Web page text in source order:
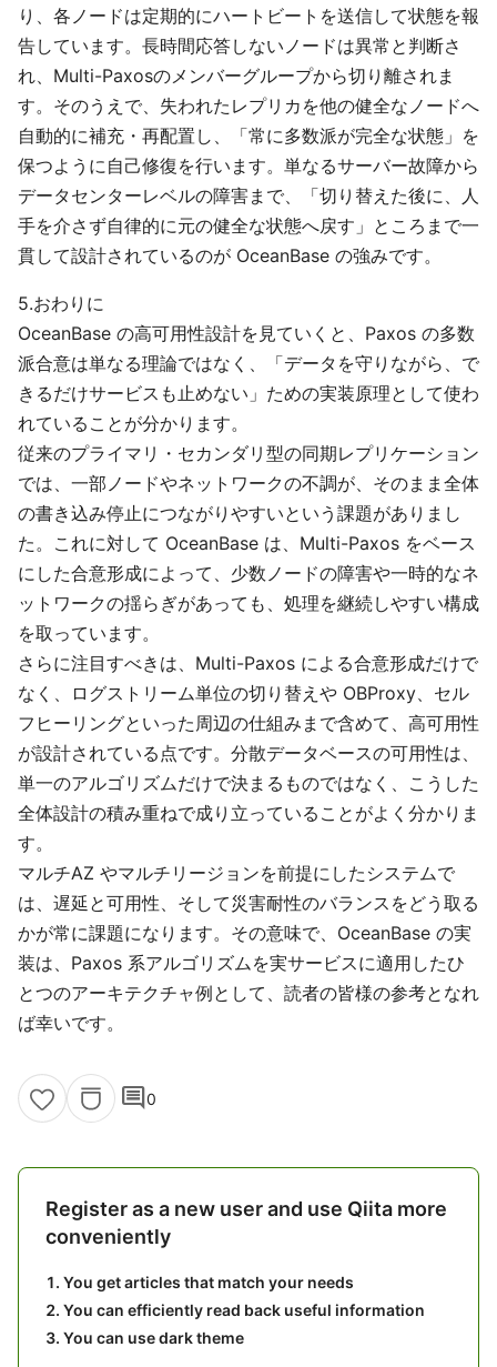
り、各ノードは定期的にハートビートを送信して状態を報
告しています。長時間応答しないノードは異常と判断さ
れ、Multi-Paxosのメンバーグループから切り離されま
す。そのうえで、失われたレプリカを他の健全なノードへ
自動的に補充・再配置し、「常に多数派が完全な状態」を
保つように自己修復を行います。単なるサーバー故障から
データセンターレベルの障害まで、「切り替えた後に、人
手を介さず自律的に元の健全な状態へ戻す」ところまで一
貫して設計されているのが OceanBase の強みです。
5.おわりに
OceanBase の高可用性設計を見ていくと、Paxos の多数
派合意は単なる理論ではなく、「データを守りながら、で
きるだけサービスも止めない」ための実装原理として使わ
れていることが分かります。
従来のプライマリ・セカンダリ型の同期レプリケーション
では、一部ノードやネットワークの不調が、そのまま全体
の書き込み停止につながりやすいという課題がありまし
た。これに対して OceanBase は、Multi-Paxos をベース
にした合意形成によって、少数ノードの障害や一時的なネ
ットワークの揺らぎがあっても、処理を継続しやすい構成
を取っています。
さらに注目すべきは、Multi-Paxos による合意形成だけで
なく、ログストリーム単位の切り替えや OBProxy、セル
フヒーリングといった周辺の仕組みまで含めて、高可用性
が設計されている点です。分散データベースの可用性は、
単一のアルゴリズムだけで決まるものではなく、こうした
全体設計の積み重ねで成り立っていることがよく分かりま
す。
マルチAZ やマルチリージョンを前提にしたシステムで
は、遅延と可用性、そして災害耐性のバランスをどう取る
かが常に課題になります。その意味で、OceanBase の実
装は、Paxos 系アルゴリズムを実サービスに適用したひ
とつのアーキテクチャ例として、読者の皆様の参考となれ
ば幸いです。
comment0
Register as a new user and use Qiita more
conveniently
You get articles that match your needs
You can efficiently read back useful information
You can use dark theme